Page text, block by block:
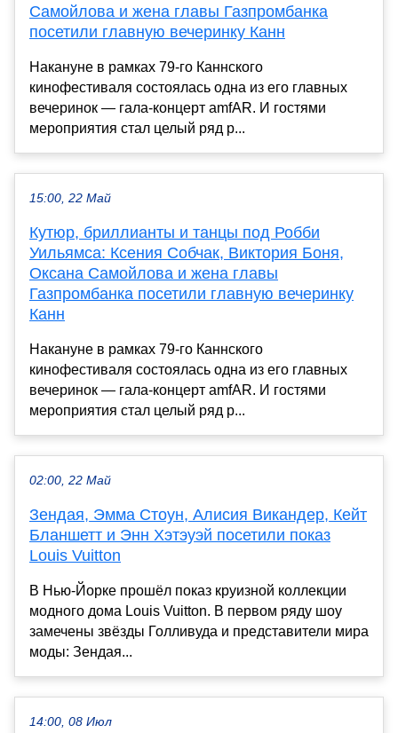
Самойлова и жена главы Газпромбанка
посетили главную вечеринку Канн
Накануне в рамках 79-го Каннского
кинофестиваля состоялась одна из его главных
вечеринок — гала-концерт amfAR. И гостями
мероприятия стал целый ряд р...
15:00, 22 Май
Кутюр, бриллианты и танцы под Робби
Уильямса: Ксения Собчак, Виктория Боня,
Оксана Самойлова и жена главы
Газпромбанка посетили главную вечеринку
Канн
Накануне в рамках 79-го Каннского
кинофестиваля состоялась одна из его главных
вечеринок — гала-концерт amfAR. И гостями
мероприятия стал целый ряд р...
02:00, 22 Май
Зендая, Эмма Стоун, Алисия Викандер, Кейт
Бланшетт и Энн Хэтэуэй посетили показ
Louis Vuitton
В Нью-Йорке прошёл показ круизной коллекции
модного дома Louis Vuitton. В первом ряду шоу
замечены звёзды Голливуда и представители мира
моды: Зендая...
14:00, 08 Июл